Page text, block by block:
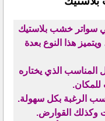
سواتر خشب بلاستيك
ويتميز هذا النوع بعدة
الذي يختاره
للمكان.
الرغبة بكل سهولة.
وكذلك القوارض.